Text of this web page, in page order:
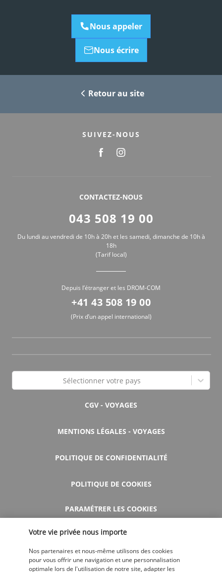
Nous appeler
Nous écrire
Retour au site
SUIVEZ-NOUS
CONTACTEZ-NOUS
043 508 19 00
Du lundi au vendredi de 10h à 20h et les samedi, dimanche de 10h à
18h
(Tarif local)
Depuis l’étranger et les DROM-COM
+41 43 508 19 00
(Prix d’un appel international)
Sélectionner votre pays
CGV - VOYAGES
MENTIONS LÉGALES - VOYAGES
POLITIQUE DE CONFIDENTIALITÉ
POLITIQUE DE COOKIES
PARAMÉTRER LES COOKIES
AIDE ET CONTACT
Votre vie privée nous importe
Nos partenaires et nous-même utilisons des cookies
pour vous offrir une navigation et une personnalisation
optimale lors de l'utilisation de notre site, adapter les